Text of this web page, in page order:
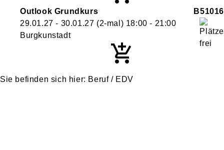
Outlook Grundkurs
B51016
29.01.27 - 30.01.27 (2-mal) 18:00 - 21:00
Burgkunstadt
Beruf / EDV